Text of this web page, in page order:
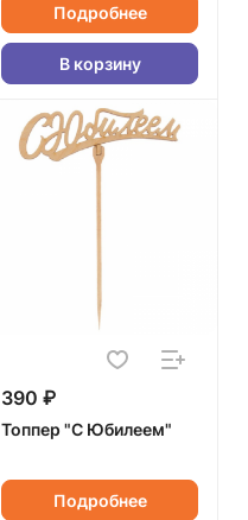
Подробнее
В корзину
390 ₽
Топпер "С Юбилеем"
Подробнее